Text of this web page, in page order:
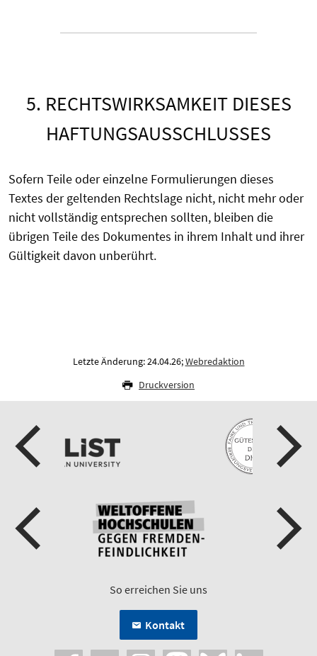
5. RECHTSWIRKSAMKEIT DIESES
HAFTUNGSAUSSCHLUSSES
Sofern Teile oder einzelne Formulierungen dieses
Textes der geltenden Rechtslage nicht, nicht mehr oder
nicht vollständig entsprechen sollten, bleiben die
übrigen Teile des Dokumentes in ihrem Inhalt und ihrer
Gültigkeit davon unberührt.
Letzte Änderung: 24.04.26;Webredaktion
Druckversion
So erreichen Sie uns
Kontakt